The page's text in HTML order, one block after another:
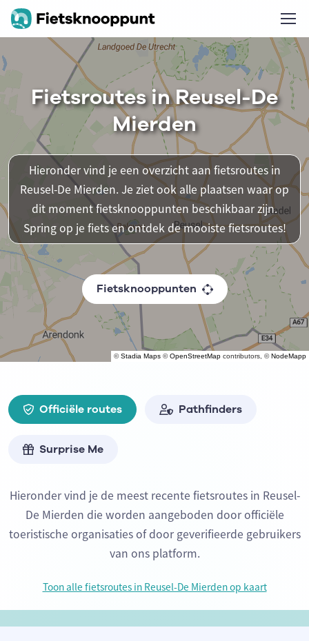
©Stadia Maps ©OpenStreetMap contributors, ©NodeMapp
Fietsroutes in Reusel-De
Mierden
Hieronder vind je een overzicht aan fietsroutes in
Reusel-De Mierden. Je ziet ook alle plaatsen waar op
dit moment fietsknooppunten beschikbaar zijn.
Spring op je fiets en ontdek de mooiste fietsroutes!
Fietsknooppunten
Officiële routes Pathfinders
Surprise Me
Hieronder vind je de meest recente fietsroutes in Reusel-
De Mierden die worden aangeboden door officiële
toeristische organisaties of door geverifieerde gebruikers
van ons platform.
Toon alle fietsroutes in Reusel-De Mierden op kaart